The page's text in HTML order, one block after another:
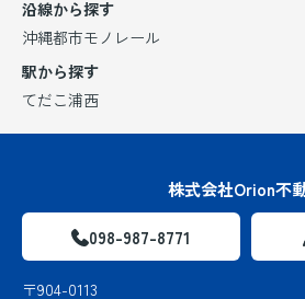
沿線から探す
沖縄都市モノレール
駅から探す
てだこ浦西
株式会社Orion不
098-987-8771
〒904-0113